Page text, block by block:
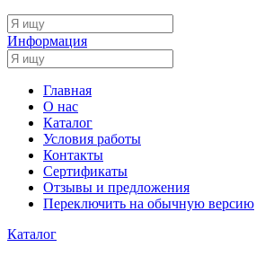
Информация
Главная
О нас
Каталог
Условия работы
Контакты
Сертификаты
Отзывы и предложения
Переключить на обычную версию
Каталог